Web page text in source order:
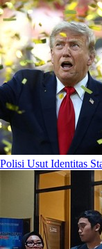
Polisi Usut Identitas